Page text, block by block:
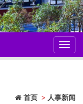
首页 > 人事新闻